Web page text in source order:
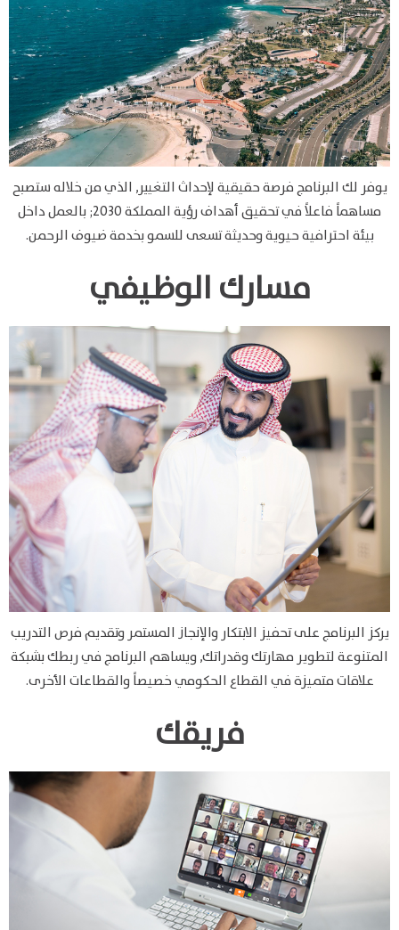
يوفر لك البرنامج فرصة حقيقية لإحداث التغيير, الذي من خلاله ستصبح
مساهماً فاعلاً في تحقيق أهداف رؤية المملكة 2030; بالعمل داخل
بيئة احترافية حيوية وحديثة تسعى للسمو بخدمة ضيوف الرحمن.
مسارك الوظيفي
يركز البرنامج على تحفيز الابتكار والإنجاز المستمر وتقديم فرص التدريب
المتنوعة لتطوير مهارتك وقدراتك, ويساهم البرنامج في ربطك بشبكة
علاقات متميزة في القطاع الحكومي خصيصاً والقطاعات الأخرى.
فريقك